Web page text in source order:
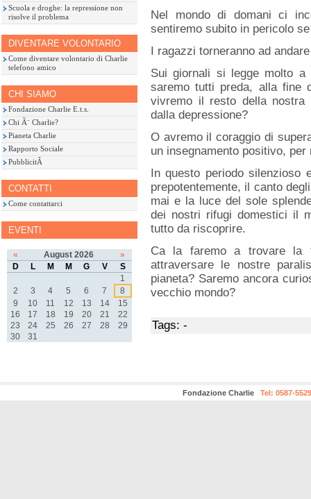
Scuola e droghe: la repressione non
risolve il problema
DIVENTARE VOLONTARIO
Come diventare volontario di Charlie
telefono amico
CHI SIAMO
Fondazione Charlie E.t.s.
Chi Ã¨ Charlie?
Pianeta Charlie
Rapporto Sociale
PubblicitÃ
CONTATTI
Come contattarci
EVENTI
« August 2026
»
D
L M M G V
S
1
2
3 4 5 6 7
8
9
10 11 12 13 14
15
16
17 18 19 20 21
22
23
24 25 26 27 28
29
30
31
Nel mondo di domani ci
sentiremo subito in pericolo
I ragazzi torneranno ad
Sui giornali si legge molto a
saremo tutti preda, alla fine
vivremo il resto della nostra
dalla depressione?
O avremo il coraggio di
un insegnamento positivo,
In questo periodo silenzioso
prepotentemente, il canto
mai e la luce del sole
dei nostri rifugi domestici il
tutto da riscoprire.
Ca la faremo a trovare la
attraversare le nostre
pianeta? Saremo ancora
vecchio mondo?
Tags: -
Fondazione CharlieTel: 0587-